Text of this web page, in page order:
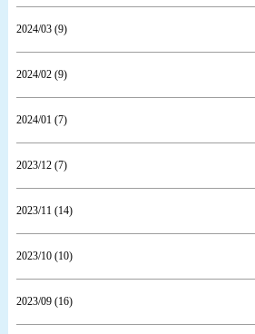
2024/03 (9)
2024/02 (9)
2024/01 (7)
2023/12 (7)
2023/11 (14)
2023/10 (10)
2023/09 (16)